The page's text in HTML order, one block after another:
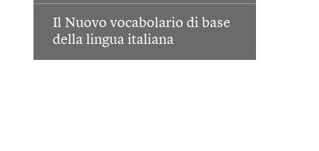
Il Nuovo vocabolario di base
della lingua italiana